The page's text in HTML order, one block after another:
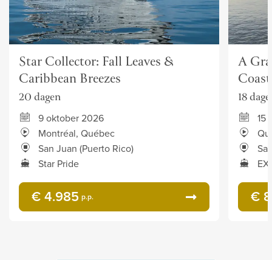
Star Collector: Fall Leaves &
Caribbean Breezes
20 dagen
9 oktober 2026
Montréal, Québec
San Juan (Puerto Rico)
Star Pride
€ 4.985 p.p.
A
18
15
€